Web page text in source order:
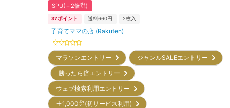
SPU(＋2倍㌽)
37ポイント 送料660円 2枚入
子育てママの店 (Rakuten)
マラソンエントリー
ジャンルSALEエントリー
勝ったら倍エントリー
ウェブ検索利用エントリー
＋1,000㌽(初サービス利用)